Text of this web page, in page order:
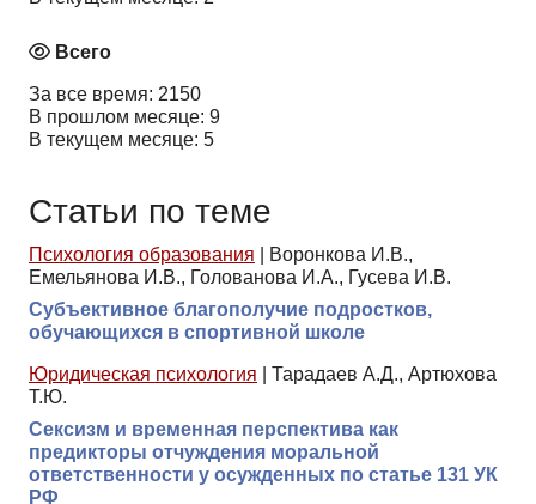
Всего
За все время: 2150
В прошлом месяце: 9
В текущем месяце: 5
Статьи по теме
Психология образования
Воронкова И.В.,
Емельянова И.В., Голованова И.А., Гусева И.В.
Субъективное благополучие подростков,
обучающихся в спортивной школе
Юридическая психология
Тарадаев А.Д., Артюхова
Т.Ю.
Сексизм и временная перспектива как
предикторы отчуждения моральной
ответственности у осужденных по статье 131 УК
РФ